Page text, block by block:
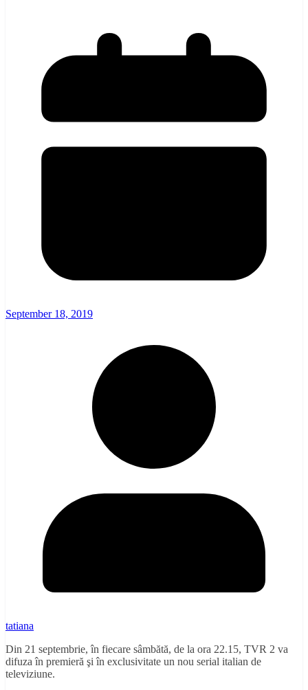
September 18, 2019
tatiana
Din 21 septembrie, în fiecare sâmbătă, de la ora 22.15, TVR 2 va
difuza în premieră şi în exclusivitate un nou serial italian de
televiziune.